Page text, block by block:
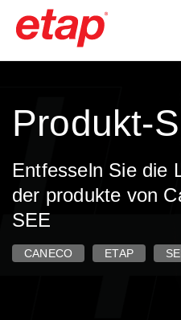
Produkt-
Entfesseln Sie die
der produkte von
SEE
CANECO ETAP